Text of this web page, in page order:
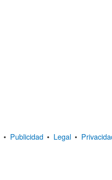
• Publicidad • Legal •